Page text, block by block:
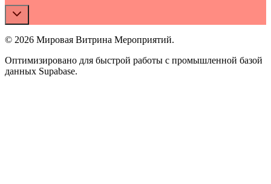
© 2026 Мировая Витрина Мероприятий.
Оптимизировано для быстрой работы с промышленной базой
данных Supabase.